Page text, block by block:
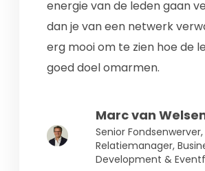
energie van de leden gaan
dan je van een netwerk
erg mooi om te zien hoe de
goed doel omarmen.
Marc van
Senior Fondsenwerver,
Relatiemanager,
Development &